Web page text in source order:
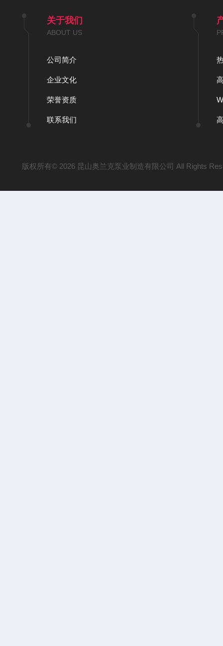
关于我们
ABOUT US
公司简介
企业文化
荣誉资质
联系我们
版权所有© 2026 昆山奥兰克泵业制造有限公司 All Rights